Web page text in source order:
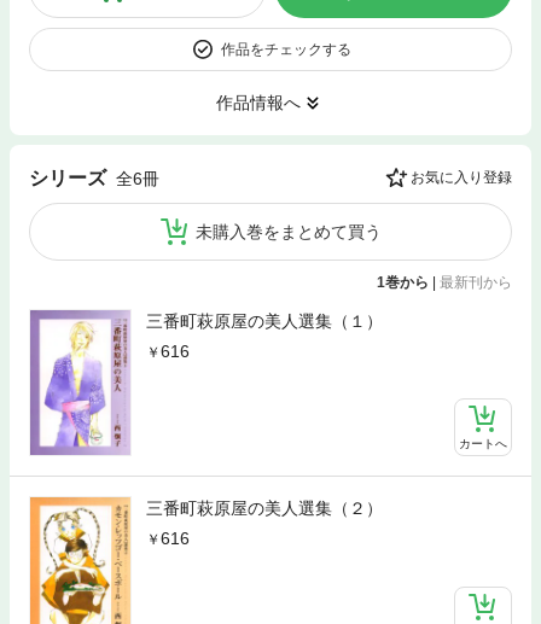
作品をチェックする
作品情報へ
シリーズ 全6冊 お気に入り登録
未購入巻をまとめて買う
1巻から | 最新刊から
三番町萩原屋の美人選集（１）
616
カートへ
三番町萩原屋の美人選集（２）
616